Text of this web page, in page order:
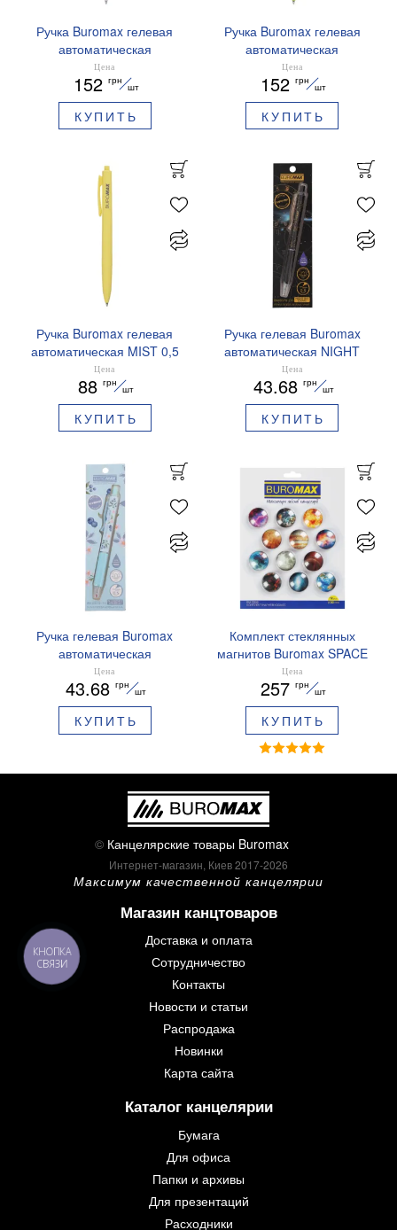
Ручка Buromax гелевая
автоматическая
PRESTIGE SILVER 0,5 мм
синие чернила BM.83102
Цена
152 грн
шт
КУПИТЬ
Ручка Buromax гелевая
автоматическая
PRESTIGE GOLD 0,5 мм
синие чернила BM.83101
Цена
152 грн
шт
КУПИТЬ
Ручка Buromax гелевая
автоматическая MIST 0,5
мм синие чернила
BM.83103
Цена
88 грн
шт
КУПИТЬ
Ручка гелевая Buromax
автоматическая NIGHT
SKY ZODIAC 0.5 мм
ароматизированный грипп
синие чернила BM.8379-
01
Цена
43.68 грн
шт
КУПИТЬ
Ручка гелевая Buromax
автоматическая
ARABESKI 0.5 мм
ароматизированный грипп
синие чернила в блистере
BM.8379-02
Цена
43.68 грн
шт
КУПИТЬ
Комплект стеклянных
магнитов Buromax SPACE
12 шт 30 мм BM.0048
Цена
257 грн
шт
КУПИТЬ
© Канцелярские товары Buromax
Интернет-магазин, Киев 2017-2026
Максимум качественной канцелярии
Магазин канцтоваров
Доставка и оплата
Сотрудничество
Контакты
Новости и статьи
Распродажа
Новинки
Карта сайта
Каталог канцелярии
Бумага
Для офиса
Папки и архивы
Для презентаций
Расходники
КНОПКА
СВЯЗИ